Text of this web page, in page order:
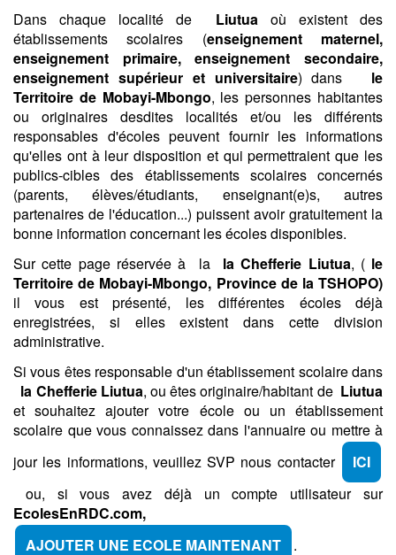
Dans chaque localité de Liutua où existent des
établissements scolaires (enseignement maternel,
enseignement primaire, enseignement secondaire,
enseignement supérieur et universitaire) dans
le
Territoire de Mobayi-Mbongo, les personnes habitantes
ou originaires desdites localités et/ou les différents
responsables d'écoles peuvent fournir les informations
qu'elles ont à leur disposition et qui permettraient que les
publics-cibles des établissements scolaires concernés
(parents, élèves/étudiants, enseignant(e)s, autres
partenaires de l'éducation...) puissent avoir gratuitement la
bonne information concernant les écoles disponibles.
Sur cette page réservée à la
la Chefferie Liutua, (le
Territoire de Mobayi-Mbongo, Province de la TSHOPO)
il vous est présenté, les différentes écoles déjà
enregistrées, si elles existent dans cette division
administrative.
Si vous êtes responsable d'un établissement scolaire dans
la Chefferie Liutua, ou êtes originaire/habitant de Liutua
et souhaitez ajouter votre école ou un établissement
scolaire que vous connaissez dans l'annuaire ou mettre à
jour les informations, veuillez SVP nous contacter
ICI
ou, si vous avez déjà un compte utilisateur sur
EcolesEnRDC.com,
AJOUTER UNE ECOLE MAINTENANT
.